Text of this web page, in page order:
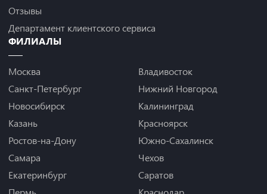
Отзывы
Департамент клиентского сервиса
ФИЛИАЛЫ
Москва
Санкт-Петербург
Новосибирск
Казань
Ростов-на-Дону
Самара
Екатеринбург
Владивосток
Нижний Новгород
Калининград
Красноярск
Южно-Сахалинск
Чехов
Саратов